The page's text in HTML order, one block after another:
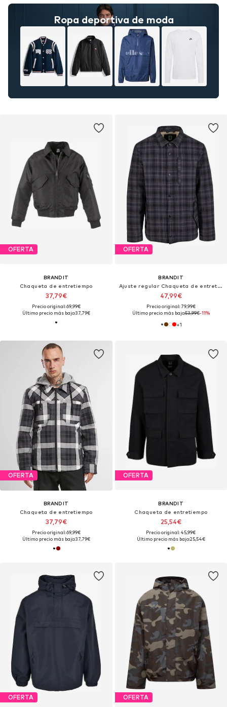
Ropa deportiva de moda
OFERTA
BRANDIT
Chaqueta de entretiempo
37,79€
Precio original: 69,99€
Último precio más bajo:37,79€
OFERTA
BRANDIT
Ajuste regular Chaqueta de entretiempo
47,99€
Precio original: 79,99€
Último precio más bajo:53,99€-11%
+1
OFERTA
BRANDIT
Chaqueta de entretiempo
37,79€
Precio original: 69,99€
Último precio más bajo:37,79€
OFERTA
BRANDIT
Chaqueta de entretiempo
25,54€
Precio original: 45,99€
Último precio más bajo:25,54€
OFERTA OFERTA